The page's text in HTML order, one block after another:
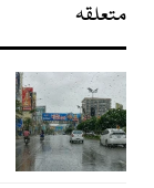
متعلقہ